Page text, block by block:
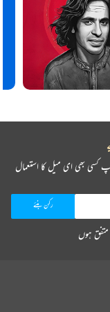
کسی بھی ای میل کا استعمال
ہوں